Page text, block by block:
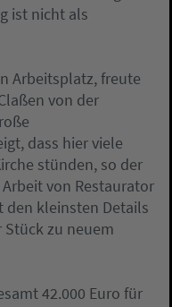
ist nicht als
Arbeitsplatz, freute
von der
dass hier viele
stünden, so der
von Restaurator
den kleinsten Details
zu neuem
42.000 Euro für